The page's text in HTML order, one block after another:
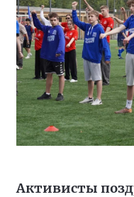
Активисты